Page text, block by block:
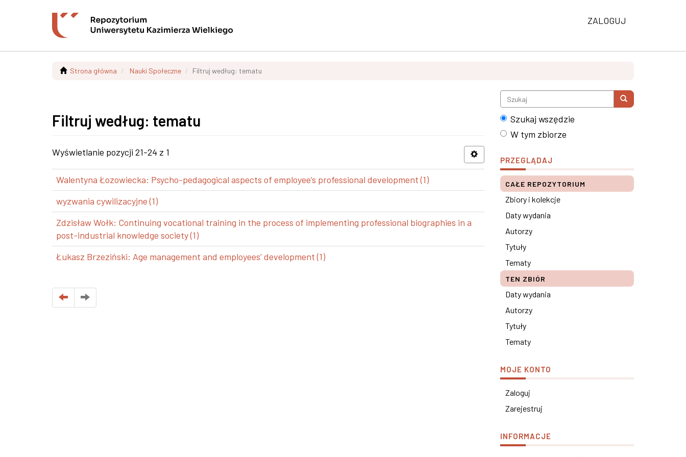
ZALOGUJ
Strona główna Nauki Społeczne Filtruj według: tematu
Filtruj według: tematu
Wyświetlanie pozycji 21-24 z 1
Walentyna Łozowiecka: Psycho-pedagogical aspects of employee’s professional development (1)
wyzwania cywilizacyjne (1)
Zdzisław Wołk: Continuing vocational training in the process of implementing professional biographies in a
post-industrial knowledge society (1)
Łukasz Brzeziński: Age management and employees’ development (1)
Szukaj wszędzie
W tym zbiorze
PRZEGLĄDAJ
CAŁE REPOZYTORIUM
Zbiory i kolekcje
Daty wydania
Autorzy
Tytuły
Tematy
TEN ZBIÓR
Daty wydania
Autorzy
Tytuły
Tematy
MOJE KONTO
Zaloguj
Zarejestruj
INFORMACJE